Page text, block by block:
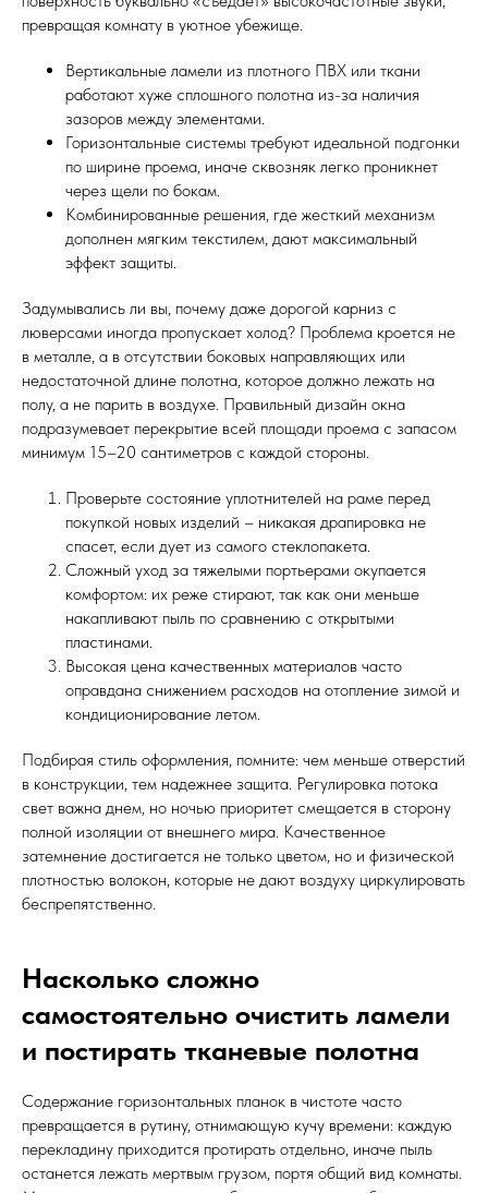
превращая комнату в уютное убежище.
Вертикальные ламели из плотного ПВХ или ткани
работают хуже сплошного полотна из-за наличия
зазоров между элементами.
Горизонтальные системы требуют идеальной подгонки
по ширине проема, иначе сквозняк легко проникнет
через щели по бокам.
Комбинированные решения, где жесткий механизм
дополнен мягким текстилем, дают максимальный
эффект защиты.
Задумывались ли вы, почему даже дорогой карниз с
люверсами иногда пропускает холод? Проблема кроется не
в металле, а в отсутствии боковых направляющих или
недостаточной длине полотна, которое должно лежать на
полу, а не парить в воздухе. Правильный дизайн окна
подразумевает перекрытие всей площади проема с запасом
минимум 15–20 сантиметров с каждой стороны.
Проверьте состояние уплотнителей на раме перед
покупкой новых изделий – никакая драпировка не
спасет, если дует из самого стеклопакета.
Сложный уход за тяжелыми портьерами окупается
комфортом: их реже стирают, так как они меньше
накапливают пыль по сравнению с открытыми
пластинами.
Высокая цена качественных материалов часто
оправдана снижением расходов на отопление зимой и
кондиционирование летом.
Подбирая стиль оформления, помните: чем меньше отверстий
в конструкции, тем надежнее защита. Регулировка потока
свет важна днем, но ночью приоритет смещается в сторону
полной изоляции от внешнего мира. Качественное
затемнение достигается не только цветом, но и физической
плотностью волокон, которые не дают воздуху циркулировать
беспрепятственно.
Насколько сложно
самостоятельно очистить ламели
и постирать тканевые полотна
Содержание горизонтальных планок в чистоте часто
превращается в рутину, отнимающую кучу времени: каждую
перекладину приходится протирать отдельно, иначе пыль
останется лежать мертвым грузом, портя общий вид комнаты.